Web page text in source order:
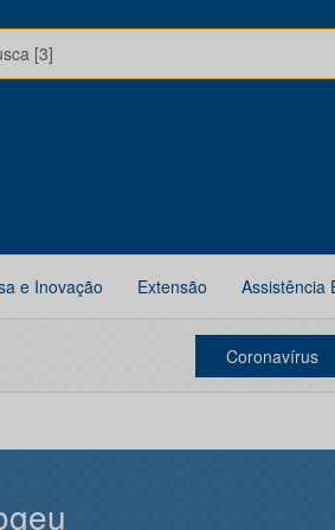
[3]
e Inovação Extensão Assistência
Coronavírus